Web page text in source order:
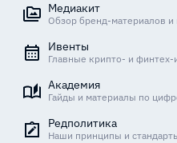
Медиакит
Обзор бренд-материалов и
Ивенты
Главные крипто- и
Академия
Гайды и материалы по
Редполитика
Наши принципы и